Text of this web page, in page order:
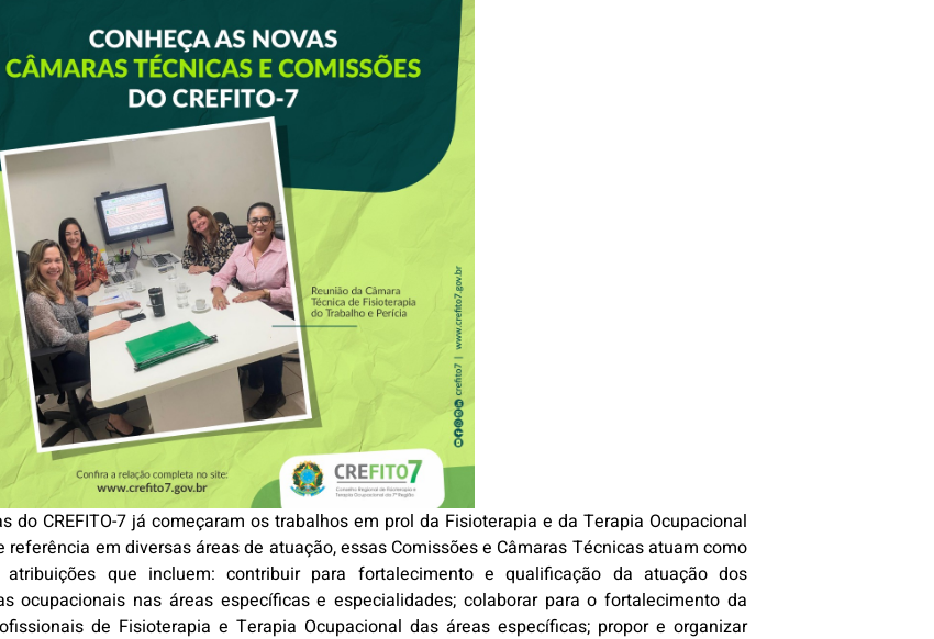
do CREFITO-7 já começaram os trabalhos em prol da Fisioterapia e da Terapia Ocupacional
em diversas áreas de atuação, essas Comissões e Câmaras Técnicas atuam como
que incluem: contribuir para fortalecimento e qualificação da atuação dos
ocupacionais nas áreas específicas e especialidades; colaborar para o fortalecimento da
de Fisioterapia e Terapia Ocupacional das áreas específicas; propor e organizar